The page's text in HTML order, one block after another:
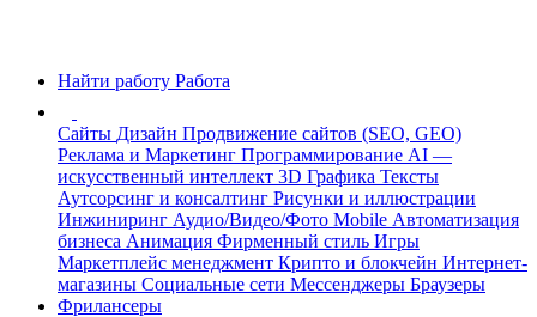
Найти работу Работа
Сайты Дизайн Продвижение сайтов (SEO, GEO)
Реклама и Маркетинг Программирование AI —
искусственный интеллект 3D Графика Тексты
Аутсорсинг и консалтинг Рисунки и иллюстрации
Инжиниринг Аудио/Видео/Фото Mobile Автоматизация
бизнеса Анимация Фирменный стиль Игры
Маркетплейс менеджмент Крипто и блокчейн Интернет-
магазины Социальные сети Мессенджеры Браузеры
Фрилансеры